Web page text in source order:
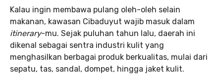
Kalau ingin membawa pulang oleh-oleh selain
makanan, kawasan Cibaduyut wajib masuk dalam
itinerary-mu. Sejak puluhan tahun lalu, daerah ini
dikenal sebagai sentra industri kulit yang
menghasilkan berbagai produk berkualitas, mulai dari
sepatu, tas, sandal, dompet, hingga jaket kulit.